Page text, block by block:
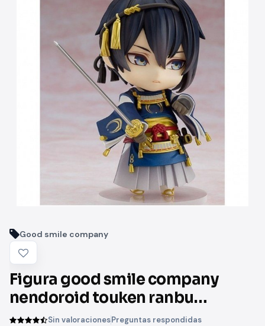
Good smile company
Figura good smile company
nendoroid touken ranbu
mikazuki munechika
Sin valoracionesPreguntas respondidas